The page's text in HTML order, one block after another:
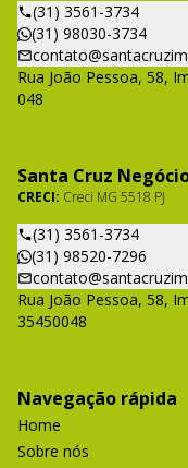
(31) 3561-3734
(31) 98030-3734
Rua João Pessoa, 58,
048
Santa Cruz
CRECI: Creci MG 5518 PJ
(31) 3561-3734
(31) 98520-7296
Rua João Pessoa, 58,
35450048
Navegação rápida
Home
Sobre nós